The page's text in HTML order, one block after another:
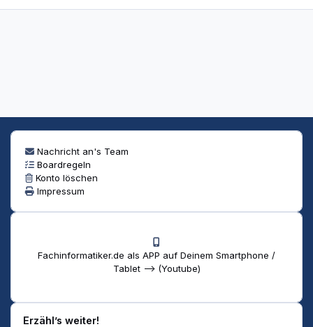
Nachricht an's Team
Boardregeln
Konto löschen
Impressum
Fachinformatiker.de als APP auf Deinem Smartphone /
Tablet --> (Youtube)
Erzähl’s weiter!